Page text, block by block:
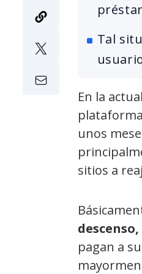
Tal
En la
unos
sitios a
pagan a